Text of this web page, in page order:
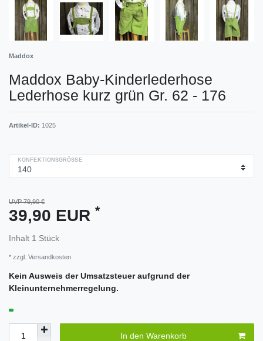
Maddox
Maddox Baby-Kinderlederhose
Lederhose kurz grün Gr. 62 - 176
Artikel-ID: 1025
KONFEKTIONSGRÖSSE
UVP 79,90 €
39,90 EUR *
Inhalt 1 Stück
* zzgl. Versandkosten
Kein Ausweis der Umsatzsteuer aufgrund der
Kleinunternehmerregelung.
In den Warenkorb